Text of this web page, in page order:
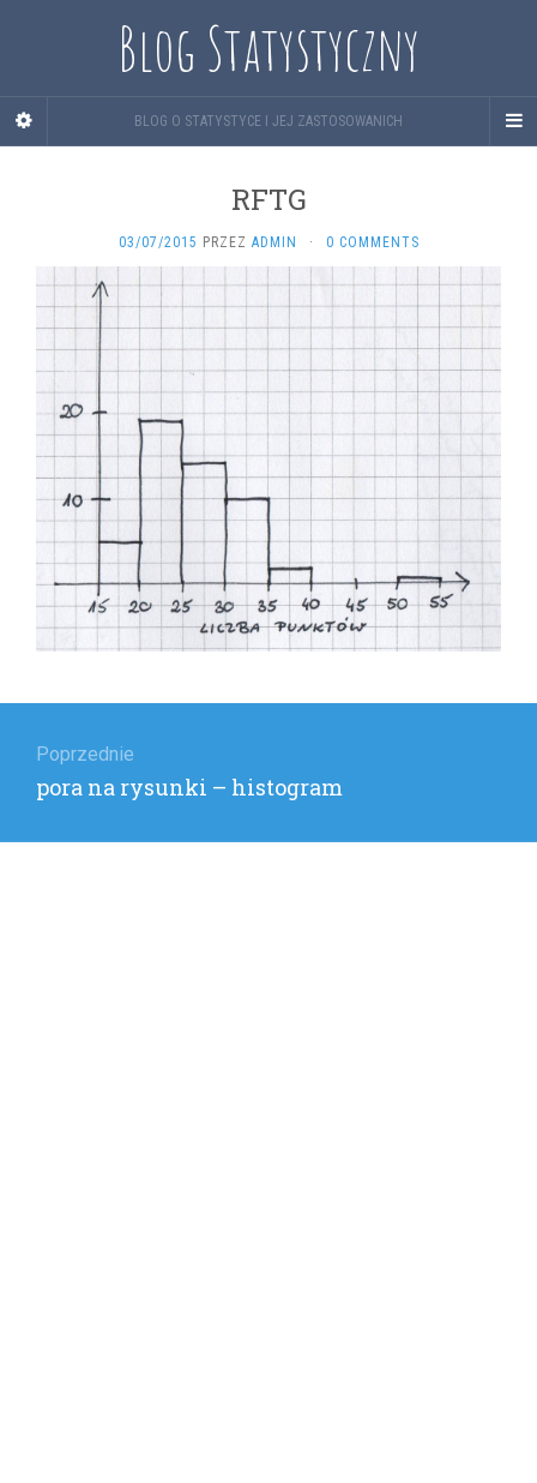
Blog Statystyczny
BLOG O STATYSTYCE I JEJ ZASTOSOWANICH
RFTG
03/07/2015 PRZEZ ADMIN · 0 COMMENTS
wpisu
Poprzednie
Poprzedni
pora na rysunki – histogram